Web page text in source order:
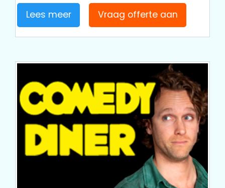
Lees meer Vraag offerte aan